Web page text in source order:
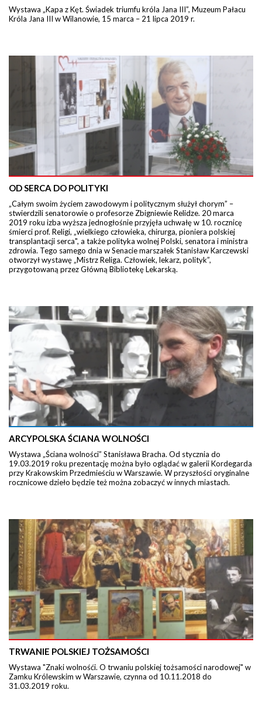
Wystawa „Kapa z Kęt. Świadek triumfu króla Jana III”, Muzeum Pałacu
Króla Jana III w Wilanowie, 15 marca – 21 lipca 2019 r.
OD SERCA DO POLITYKI
„Całym swoim życiem zawodowym i politycznym służył chorym” –
stwierdzili senatorowie o profesorze Zbigniewie Relidze. 20 marca
2019 roku izba wyższa jednogłośnie przyjęła uchwałę w 10. rocznicę
śmierci prof. Religi, „wielkiego człowieka, chirurga, pioniera polskiej
transplantacji serca", a także polityka wolnej Polski, senatora i ministra
zdrowia. Tego samego dnia w Senacie marszałek Stanisław Karczewski
otworzył wystawę „Mistrz Religa. Człowiek, lekarz, polityk”,
przygotowaną przez Główną Bibliotekę Lekarską.
ARCYPOLSKA ŚCIANA WOLNOŚCI
Wystawa „Ściana wolności” Stanisława Bracha. Od stycznia do
19.03.2019 roku prezentację można było oglądać w galerii Kordegarda
przy Krakowskim Przedmieściu w Warszawie. W przyszłości oryginalne
rocznicowe dzieło będzie też można zobaczyć w innych miastach.
TRWANIE POLSKIEJ TOŻSAMOŚCI
Wystawa "Znaki wolnośći. O trwaniu polskiej tożsamości narodowej" w
Zamku Królewskim w Warszawie, czynna od 10.11.2018 do
31.03.2019 roku.